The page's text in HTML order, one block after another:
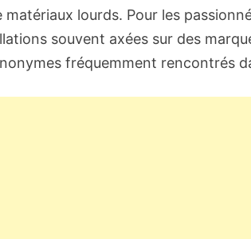
lourds. Pour les
souvent axées sur des
fréquemment rencontrés